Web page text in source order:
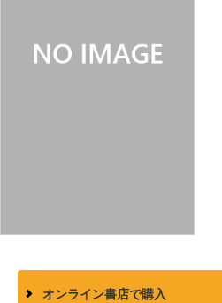
オンライン書店で購入